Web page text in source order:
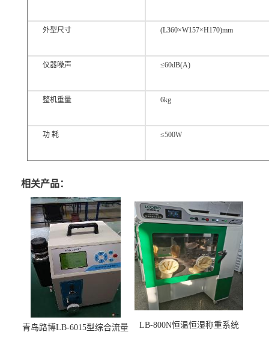
外型尺寸 (L360×W157×H170)mm
仪器噪声 ≤60dB(A)
整机重量 6kg
功 耗 ≤500W
相关产品：
青岛路博LB-6015型综合流量
LB-800N恒温恒湿称重系统